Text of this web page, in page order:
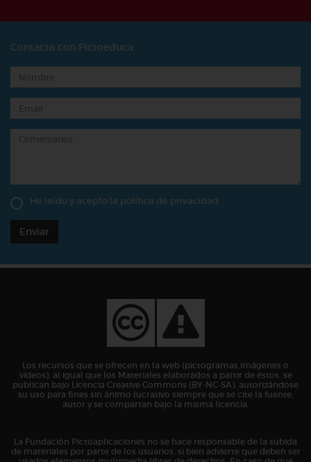
Contacta con Pictoeduca
He leído y acepto la política de privacidad
Enviar
Los recursos que se ofrecen en la web (pictogramas,imágenes o
vídeos), al igual que los Materiales elaborados a partir de éstos, se
publican bajo Licencia Creative Commons (BY-NC-SA), autorizándose
su uso para fines sin ánimo lucrativo siempre que se cite la fuente,
autor y se compartan bajo la misma licencia.
La Fundación Pictoaplicaciones no se hace responsable de la subida
de materiales por parte de los usuarios, si bien advierte que deben ser